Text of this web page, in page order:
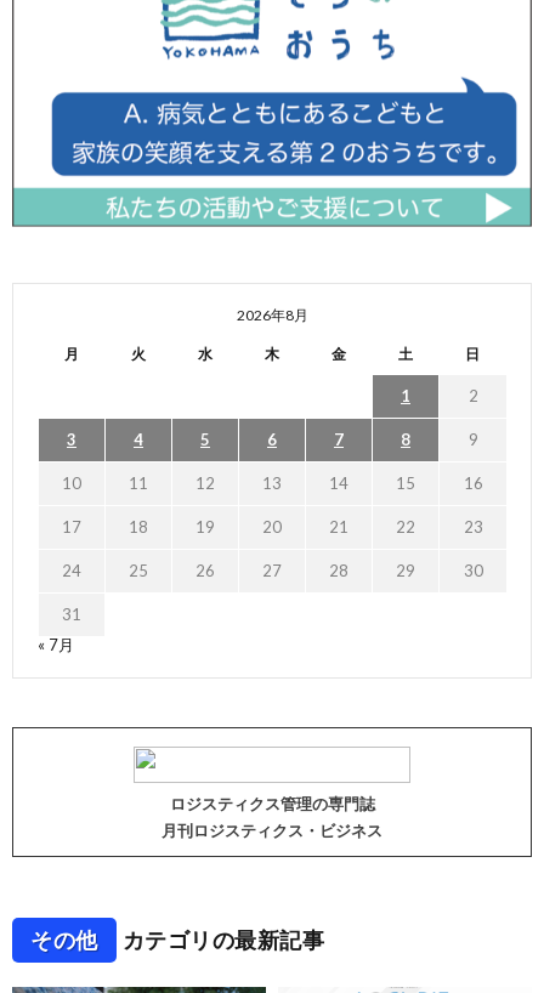
2026年8月
月 火 水 木 金 土 日
1 2
3 4 5 6 7 8 9
10 11 12 13 14 15 16
17 18 19 20 21 22 23
24 25 26 27 28 29 30
31
« 7月
ロジスティクス管理の専門誌
月刊ロジスティクス・ビジネス
その他 カテゴリの最新記事